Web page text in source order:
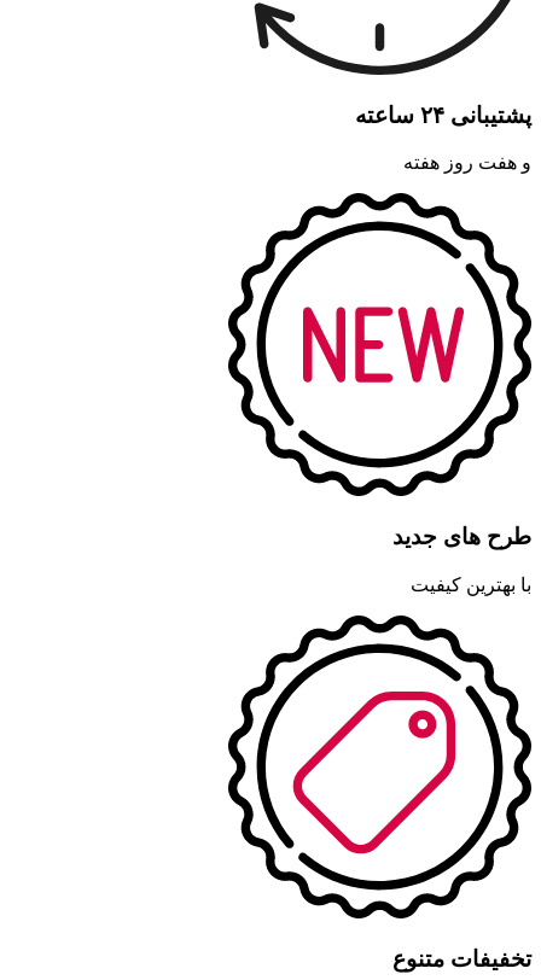
پشتیبانی ۲۴ ساعته
و هفت روز هفته
طرح های جدید
با بهترین کیفیت
تخفیفات متنوع